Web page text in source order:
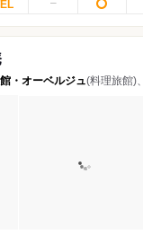
・オーベルジュ(料理旅館)